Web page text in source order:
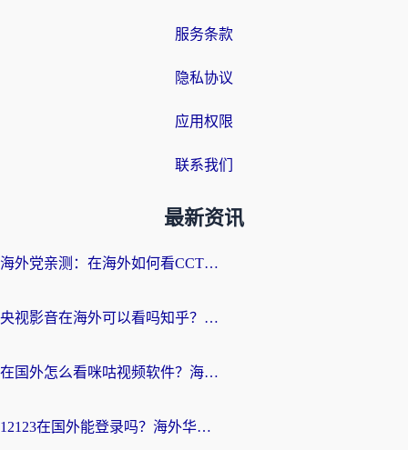
服务条款
隐私协议
应用权限
联系我们
最新资讯
海外党亲测：在海外如何看CCTV？告别“仅限大陆播放”的实用指南
央视影音在海外可以看吗知乎？留学生亲测：3步解决地域限制+追剧自由
在国外怎么看咪咕视频软件？海外党亲测有效的回国加速方案
12123在国外能登录吗？海外华人必看的回国加速实用指南